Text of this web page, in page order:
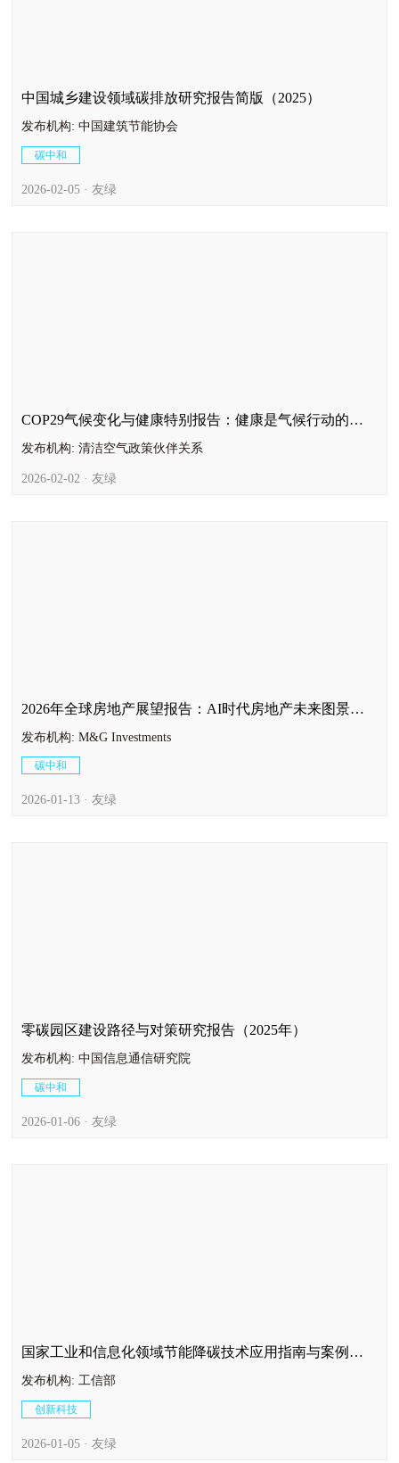
中国城乡建设领域碳排放研究报告简版（2025）
发布机构: 中国建筑节能协会
碳中和
2026-02-05 · 友绿
COP29气候变化与健康特别报告：健康是气候行动的核
心依据
发布机构: 清洁空气政策伙伴关系
2026-02-02 · 友绿
2026年全球房地产展望报告：AI时代房地产未来图景前
瞻（英）
发布机构: M&G Investments
碳中和
2026-01-13 · 友绿
零碳园区建设路径与对策研究报告（2025年）
发布机构: 中国信息通信研究院
碳中和
2026-01-06 · 友绿
国家工业和信息化领域节能降碳技术应用指南与案例
（2025年版）
发布机构: 工信部
创新科技
2026-01-05 · 友绿